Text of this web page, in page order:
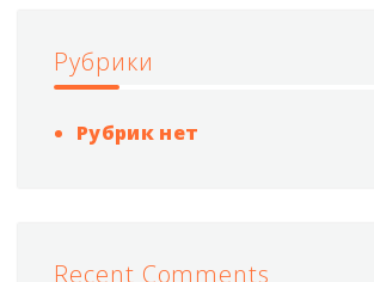
Рубрики
Рубрик нет
Recent Comments